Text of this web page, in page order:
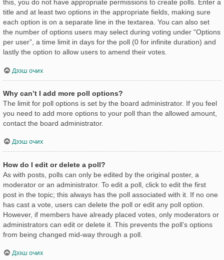
this, you do not have appropriate permissions to create polls. Enter a
title and at least two options in the appropriate fields, making sure
each option is on a separate line in the textarea. You can also set
the number of options users may select during voting under “Options
per user”, a time limit in days for the poll (0 for infinite duration) and
lastly the option to allow users to amend their votes.
Дээш очих
Why can’t I add more poll options?
The limit for poll options is set by the board administrator. If you feel
you need to add more options to your poll than the allowed amount,
contact the board administrator.
Дээш очих
How do I edit or delete a poll?
As with posts, polls can only be edited by the original poster, a
moderator or an administrator. To edit a poll, click to edit the first
post in the topic; this always has the poll associated with it. If no one
has cast a vote, users can delete the poll or edit any poll option.
However, if members have already placed votes, only moderators or
administrators can edit or delete it. This prevents the poll’s options
from being changed mid-way through a poll.
Дээш очих